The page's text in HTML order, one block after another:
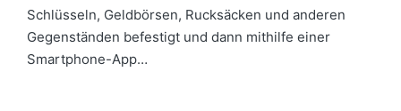
Schlüsseln, Geldbörsen, Rucksäcken und anderen
Gegenständen befestigt und dann mithilfe einer
Smartphone-App…